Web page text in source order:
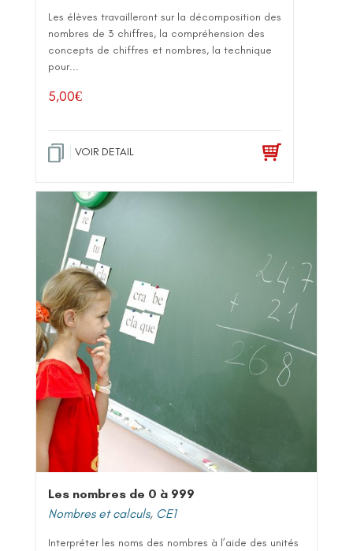
Les élèves travailleront sur la décomposition des
nombres de 3 chiffres, la compréhension des
concepts de chiffres et nombres, la technique
pour...
5,00€
VOIR DETAIL
Les nombres de 0 à 999
Nombres et calculs, CE1
Interpréter les noms des nombres à l’aide des unités